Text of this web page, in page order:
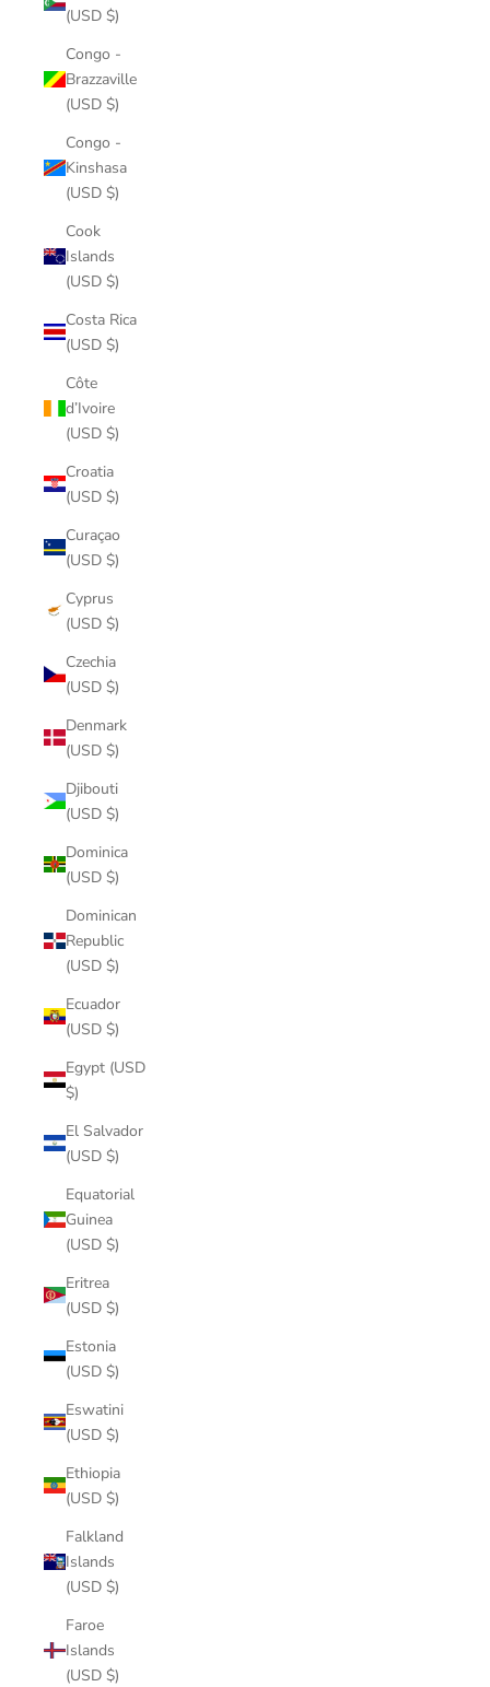
(USD $)
Congo -
Brazzaville
(USD $)
Congo -
Kinshasa
(USD $)
Cook
Islands
(USD $)
Costa Rica
(USD $)
Côte
d’Ivoire
(USD $)
Croatia
(USD $)
Curaçao
(USD $)
Cyprus
(USD $)
Czechia
(USD $)
Denmark
(USD $)
Djibouti
(USD $)
Dominica
(USD $)
Dominican
Republic
(USD $)
Ecuador
(USD $)
Egypt (USD
$)
El Salvador
(USD $)
Equatorial
Guinea
(USD $)
Eritrea
(USD $)
Estonia
(USD $)
Eswatini
(USD $)
Ethiopia
(USD $)
Falkland
Islands
(USD $)
Faroe
Islands
(USD $)